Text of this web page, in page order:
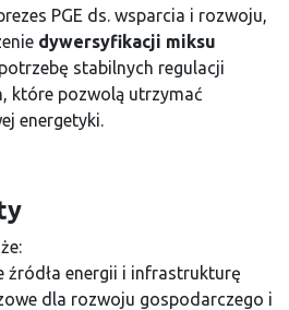
PGE ds. wsparcia i rozwoju,
dywersyfikacji miksu
stabilnych regulacji
które pozwolą utrzymać
energetyki.
źródła energii i infrastrukturę
dla rozwoju gospodarczego i